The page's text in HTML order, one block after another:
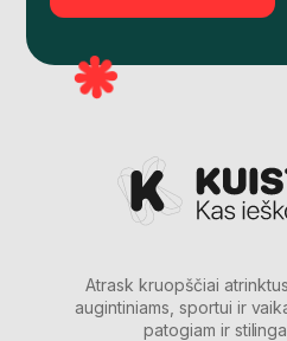
Atrask kruopščiai
augintiniams, sportui ir
patogiam ir